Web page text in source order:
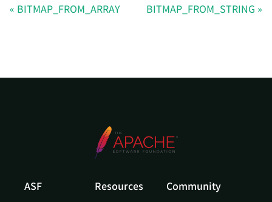
BITMAP_FROM_ARRAY BITMAP_FROM_STRING
ASF Resources Community